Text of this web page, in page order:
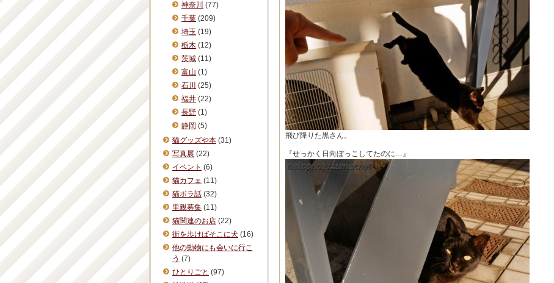
飛び降りた黒さん。
『せっかく日向ぼっこしてたのに…』
神奈川 (77)
千葉 (209)
埼玉 (19)
栃木 (12)
茨城 (11)
富山 (1)
石川 (25)
福井 (22)
長野 (1)
静岡 (5)
猫グッズや本 (31)
写真展 (22)
イベント (6)
猫カフェ (11)
猫ボラ話 (32)
里親募集 (11)
猫関連のお店 (22)
街を歩けばそこに犬 (16)
他の動物にも会いに行こ
う (7)
ひとりごと (97)